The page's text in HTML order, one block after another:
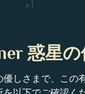
V
惑星
優しさまで、こ